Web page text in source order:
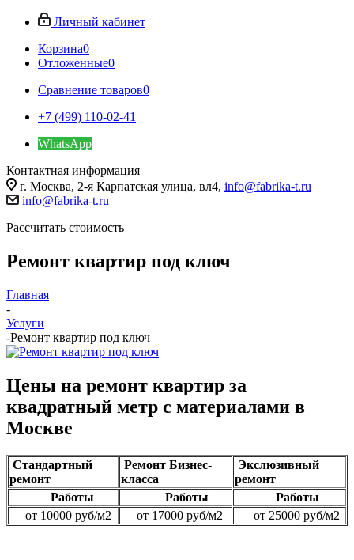
Личный кабинет
Корзина0
Отложенные0
Сравнение товаров0
+7 (499) 110-02-41
WhatsApp
Контактная информация
г. Москва, 2-я Карпатская улица, вл4, info@fabrika-t.ru
info@fabrika-t.ru
Рассчитать стоимость
Ремонт квартир под ключ
Главная
-
Услуги
-Ремонт квартир под ключ
Цены на ремонт квартир за
квадратный метр с материалами в
Москве
Стандартный
ремонт
Ремонт Бизнес-
класса
Экслюзивный
ремонт
Работы
Работы
Работы
от 10000 руб/м2
от 17000 руб/м2 от 25000 руб/м2